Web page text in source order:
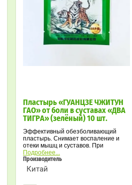
Пластырь «ГУАНЦЗЕ ЧЖИТУН
ГАО» от боли в суставах «ДВА
ТИГРА» (зелёный) 10 шт.
Эффективный обезболивающий
пластырь. Снимает воспаление и
отеки мышц и суставов. При
артритах, радикулитах, невритах, и
др. воспалительных проявлениях
различной этиологии.
Подробнее...
Производитель
Китай